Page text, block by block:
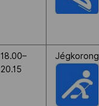
18.00–
20.15
Jégkorong